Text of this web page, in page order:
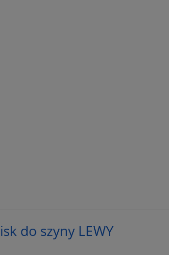
do szyny LEWY